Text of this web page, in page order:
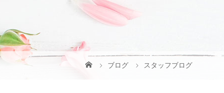
ブログ スタッフブログ